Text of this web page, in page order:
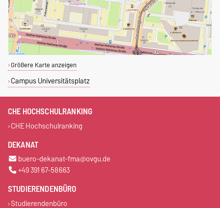
Größere Karte anzeigen
Campus Universitätsplatz
CHE HOCHSCHULRANKING
CHE Hochschulranking
DEKANAT
buero-dekanat-fma@ovgu.de
+49 391 67-58663
STUDIERENDENBÜRO
Studierendenbüro